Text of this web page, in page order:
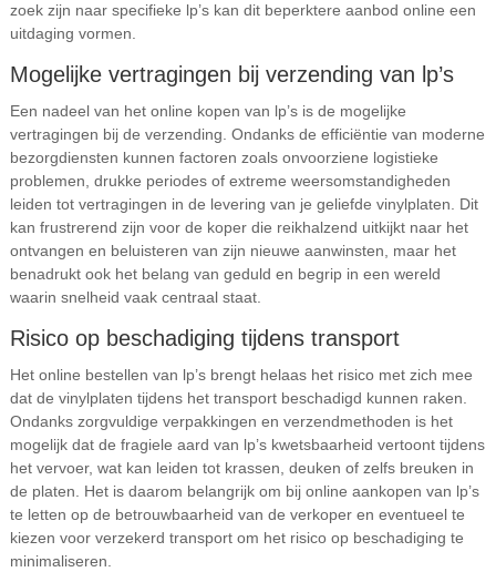
zoek zijn naar specifieke lp’s kan dit beperktere aanbod online een
uitdaging vormen.
Mogelijke vertragingen bij verzending van lp’s
Een nadeel van het online kopen van lp’s is de mogelijke
vertragingen bij de verzending. Ondanks de efficiëntie van moderne
bezorgdiensten kunnen factoren zoals onvoorziene logistieke
problemen, drukke periodes of extreme weersomstandigheden
leiden tot vertragingen in de levering van je geliefde vinylplaten. Dit
kan frustrerend zijn voor de koper die reikhalzend uitkijkt naar het
ontvangen en beluisteren van zijn nieuwe aanwinsten, maar het
benadrukt ook het belang van geduld en begrip in een wereld
waarin snelheid vaak centraal staat.
Risico op beschadiging tijdens transport
Het online bestellen van lp’s brengt helaas het risico met zich mee
dat de vinylplaten tijdens het transport beschadigd kunnen raken.
Ondanks zorgvuldige verpakkingen en verzendmethoden is het
mogelijk dat de fragiele aard van lp’s kwetsbaarheid vertoont tijdens
het vervoer, wat kan leiden tot krassen, deuken of zelfs breuken in
de platen. Het is daarom belangrijk om bij online aankopen van lp’s
te letten op de betrouwbaarheid van de verkoper en eventueel te
kiezen voor verzekerd transport om het risico op beschadiging te
minimaliseren.